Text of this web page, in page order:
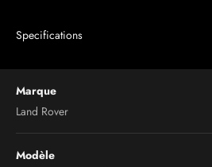
Specifications
Marque
Land Rover
Modèle